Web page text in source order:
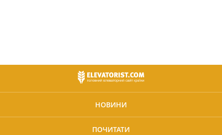
НОВИНИ
ПОЧИТАТИ